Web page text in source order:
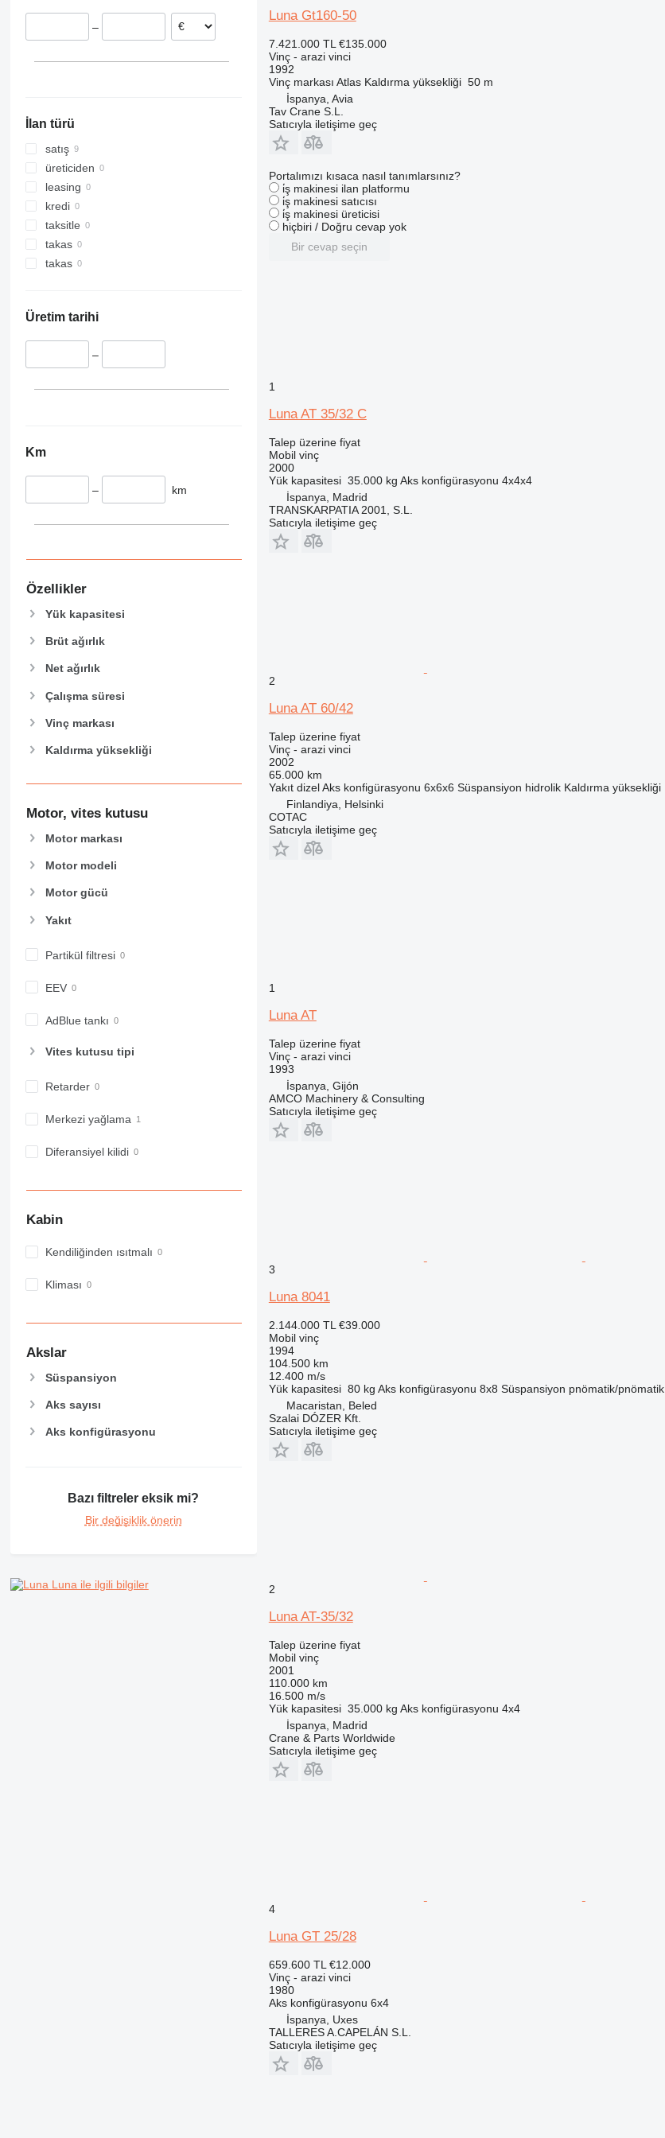
Birleşik Krallık
–
İlan türü
satış
üreticiden
leasing
kredi
taksitle
takas
takas
Üretim tarihi
–
Km
– km
Özellikler
Yük kapasitesi
Brüt ağırlık
Net ağırlık
Çalışma süresi
Vinç markası
Kaldırma yüksekliği
Motor, vites kutusu
Motor markası
Motor modeli
Motor gücü
Yakıt
Partikül filtresi
EEV
AdBlue tankı
Vites kutusu tipi
Retarder
Merkezi yağlama
Diferansiyel kilidi
Kabin
Kendiliğinden ısıtmalı
Kliması
Akslar
Süspansiyon
Aks sayısı
Aks konfigürasyonu
Bazı filtreler eksik mi?
Bir değişiklik önerin
Luna ile ilgili bilgiler
Luna Gt160-50
7.421.000 TL €135.000
Vinç - arazi vinci
1992
Vinç markası Atlas Kaldırma yüksekliği 50 m
İspanya, Avia
Tav Crane S.L.
Satıcıyla iletişime geç
Portalımızı kısaca nasıl tanımlarsınız?
i̇ş makinesi ilan platformu
i̇ş makinesi satıcısı
i̇ş makinesi üreticisi
hiçbiri / Doğru cevap yok
Bir cevap seçin
1
Luna AT 35/32 C
Talep üzerine fiyat
Mobil vinç
2000
Yük kapasitesi 35.000 kg Aks konfigürasyonu 4x4x4
İspanya, Madrid
TRANSKARPATIA 2001, S.L.
Satıcıyla iletişime geç
2
Luna AT 60/42
Talep üzerine fiyat
Vinç - arazi vinci
2002
65.000 km
Yakıt dizel Aks konfigürasyonu 6x6x6 Süspansiyon hidrolik Kaldırma yüksekliği
Finlandiya, Helsinki
COTAC
Satıcıyla iletişime geç
1
Luna AT
Talep üzerine fiyat
Vinç - arazi vinci
1993
İspanya, Gijón
AMCO Machinery & Consulting
Satıcıyla iletişime geç
3
Luna 8041
2.144.000 TL €39.000
Mobil vinç
1994
104.500 km
12.400 m/s
Yük kapasitesi 80 kg Aks konfigürasyonu 8x8 Süspansiyon pnömatik/pnömatik
Macaristan, Beled
Szalai DÓZER Kft.
Satıcıyla iletişime geç
2
Luna AT-35/32
Talep üzerine fiyat
Mobil vinç
2001
110.000 km
16.500 m/s
Yük kapasitesi 35.000 kg Aks konfigürasyonu 4x4
İspanya, Madrid
Crane & Parts Worldwide
Satıcıyla iletişime geç
4
Luna GT 25/28
659.600 TL €12.000
Vinç - arazi vinci
1980
Aks konfigürasyonu 6x4
İspanya, Uxes
TALLERES A.CAPELÁN S.L.
Satıcıyla iletişime geç